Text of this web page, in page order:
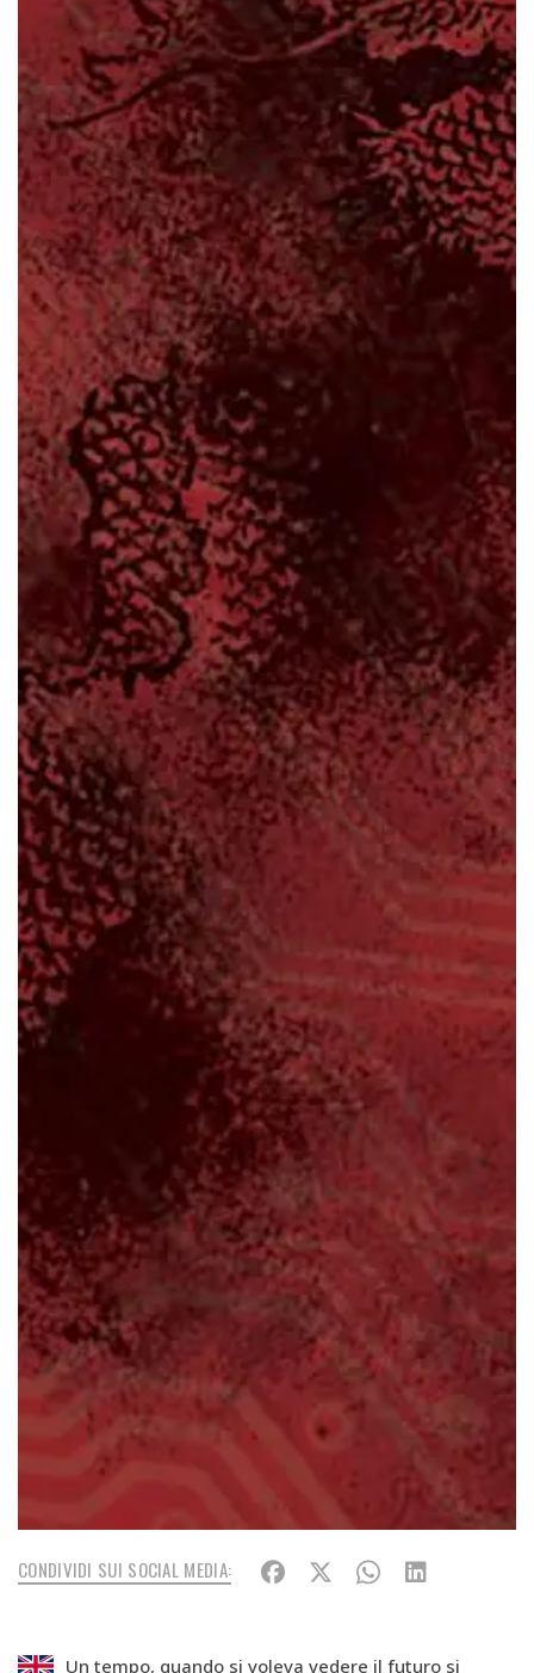
CONDIVIDI SUI SOCIAL MEDIA:
Un tempo, quando si voleva vedere il futuro si